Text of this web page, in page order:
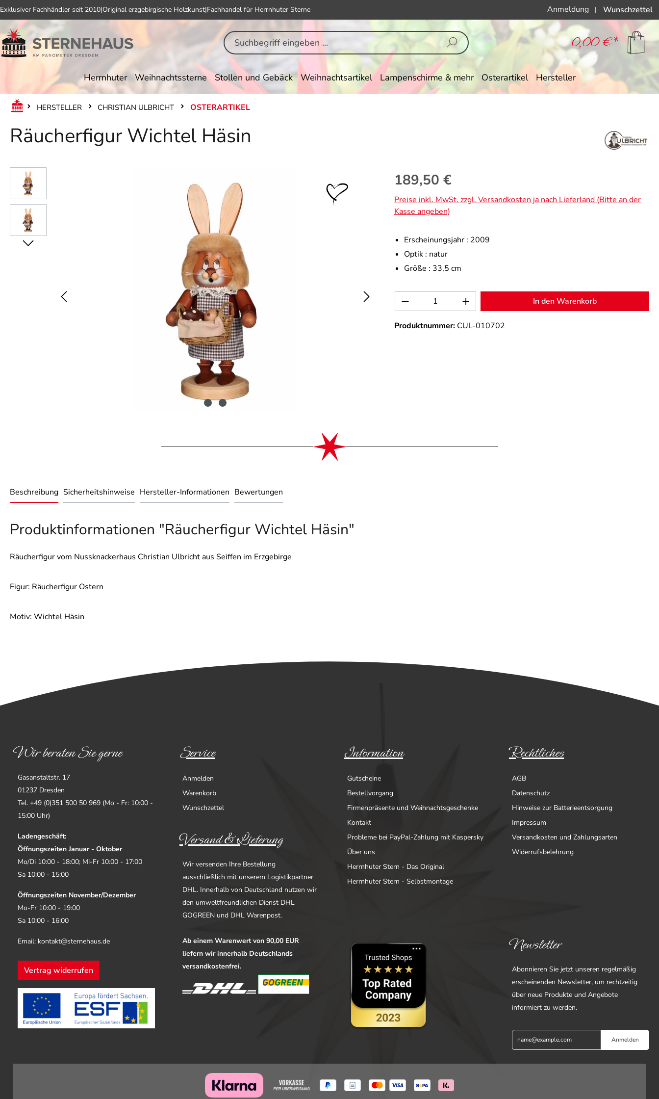
Hauptinhalt springen
Zur Suche springen
Zur Hauptnavigation springen
Exklusiver Fachhändler seit 2010|Original erzgebirgische Holzkunst|Fachhandel für Herrnhuter Sterne Anmeldung | Wunschzettel
0,00 €*
Herrnhuter Weihnachtssterne Stollen und Gebäck Weihnachtsartikel Lampenschirme & mehr Osterartikel Hersteller
HERSTELLER CHRISTIAN ULBRICHT OSTERARTIKEL
Räucherfigur Wichtel Häsin
Bildergalerie überspringen Regulärer Preis:
189,50 €
Preise inkl. MwSt. zzgl. Versandkosten ja nach Lieferland (Bitte an der
Kasse angeben)
Erscheinungsjahr : 2009
Optik : natur
Größe : 33,5 cm
Produkt Anzahl: Gib den gewünschten Wert ein
In den Warenkorb
Produktnummer: CUL-010702
Beschreibung Sicherheitshinweise Hersteller-Informationen Bewertungen
Produktinformationen "Räucherfigur Wichtel Häsin"
Räucherfigur vom Nussknackerhaus Christian Ulbricht aus Seiffen im Erzgebirge
Figur: Räucherfigur Ostern
Motiv: Wichtel Häsin
Wir beraten Sie gerne
Gasanstaltstr. 17
01237 Dresden
Tel. +49 (0)351 500 50 969 (Mo - Fr: 10:00 -
15:00 Uhr)
Ladengeschäft:
Öffnungszeiten Januar - Oktober
Mo/Di 10:00 - 18:00; Mi-Fr 10:00 - 17:00
Sa 10:00 - 15:00
Öffnungszeiten November/Dezember
Mo-Fr 10:00 - 19:00
Sa 10:00 - 16:00
Email: kontakt@sternehaus.de
Vertrag widerrufen
Service
Anmelden
Warenkorb
Wunschzettel
Information
Gutscheine
Bestellvorgang
Firmenpräsente und Weihnachtsgeschenke
Kontakt
Probleme bei PayPal-Zahlung mit Kaspersky
Über uns
Herrnhuter Stern - Das Original
Herrnhuter Stern - Selbstmontage
Rechtliches
AGB
Datenschutz
Hinweise zur Batterieentsorgung
Impressum
Versandkosten und Zahlungsarten
Widerrufsbelehrung
Versand & Lieferung
Wir versenden Ihre Bestellung
ausschließlich mit unserem Logistikpartner
DHL. Innerhalb von Deutschland nutzen wir
den umweltfreundlichen Dienst DHL
GOGREEN und DHL Warenpost.
Ab einem Warenwert von 90,00 EUR
liefern wir innerhalb Deutschlands
versandkostenfrei.
Newsletter
Abonnieren Sie jetzt unseren regelmäßig
erscheinenden Newsletter, um rechtzeitig
über neue Produkte und Angebote
informiert zu werden.
Anmelden